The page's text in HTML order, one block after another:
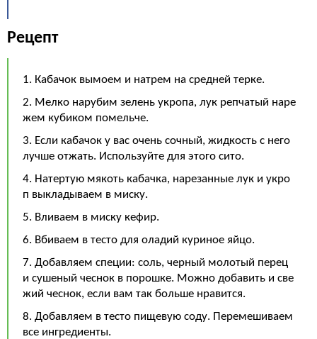
Рецепт
1. Кабачок вымоем и натрем на средней терке.
2. Мелко нарубим зелень укропа, лук репчатый наре
жем кубиком помельче.
3. Если кабачок у вас очень сочный, жидкость с него
лучше отжать. Используйте для этого сито.
4. Натертую мякоть кабачка, нарезанные лук и укро
п выкладываем в миску.
5. Вливаем в миску кефир.
6. Вбиваем в тесто для оладий куриное яйцо.
7. Добавляем специи: соль, черный молотый перец
и сушеный чеснок в порошке. Можно добавить и све
жий чеснок, если вам так больше нравится.
8. Добавляем в тесто пищевую соду. Перемешиваем
все ингредиенты.